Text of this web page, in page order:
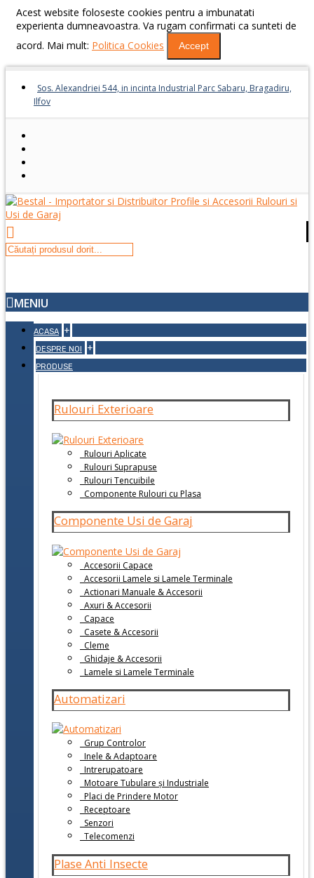
Acest website foloseste cookies pentru a imbunatati
experienta dumneavoastra. Va rugam confirmati ca sunteti de
acord. Mai mult: Politica Cookies Accept
Sos. Alexandriei 544, in incinta Industrial Parc Sabaru, Bragadiru,
Ilfov
MENIU
ACASA +
DESPRE NOI +
PRODUSE
Rulouri Exterioare
Rulouri Aplicate
Rulouri Suprapuse
Rulouri Tencuibile
Componente Rulouri cu Plasa
Componente Usi de Garaj
Accesorii Capace
Accesorii Lamele si Lamele Terminale
Actionari Manuale & Accesorii
Axuri & Accesorii
Capace
Casete & Accesorii
Cleme
Ghidaje & Accesorii
Lamele si Lamele Terminale
Automatizari
Grup Controlor
Inele & Adaptoare
Intrerupatoare
Motoare Tubulare și Industriale
Placi de Prindere Motor
Receptoare
Senzori
Telecomenzi
Plase Anti Insecte